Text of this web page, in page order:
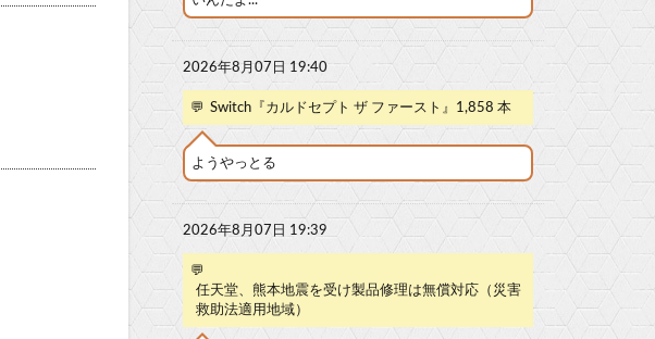
2026年8月07日 19:40
💬 Switch『カルドセプト ザ ファースト』1,858 本
ようやっとる
2026年8月07日 19:39
💬
任天堂、熊本地震を受け製品修理は無償対応（災害
救助法適用地域）